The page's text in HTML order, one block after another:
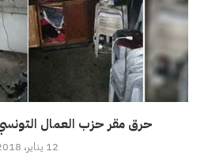
حرق مقر حزب العمال
12 يناير، 2018